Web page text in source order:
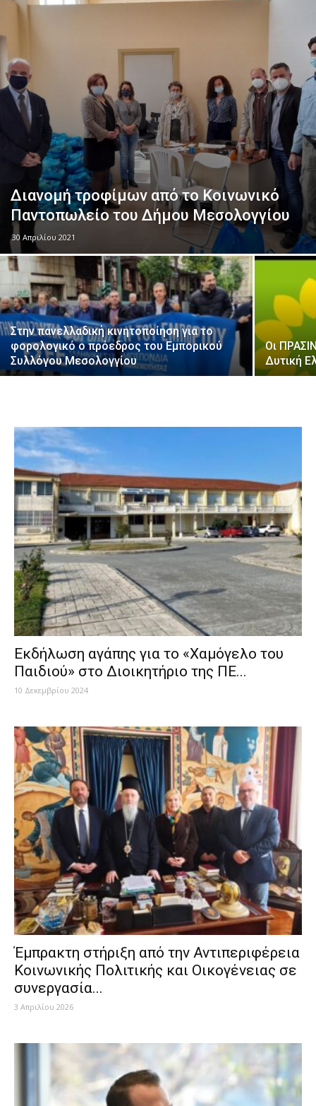
Διανομή τροφίμων από το Κοινωνικό
Παντοπωλείο του Δήμου Μεσολογγίου
30 Απριλίου 2021
Στην πανελλαδική κινητοποίηση για το
φορολογικό ο πρόεδρος του Εμπορικού
Συλλόγου Μεσολογγίου
Οι
Δυτική
Εκδήλωση αγάπης για το «Χαμόγελο του
Παιδιού» στο Διοικητήριο της ΠΕ...
10 Δεκεμβρίου 2024
Έμπρακτη στήριξη από την Αντιπεριφέρεια
Κοινωνικής Πολιτικής και Οικογένειας σε
συνεργασία...
3 Απριλίου 2026